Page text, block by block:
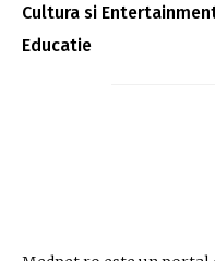
Cultura si
Educatie